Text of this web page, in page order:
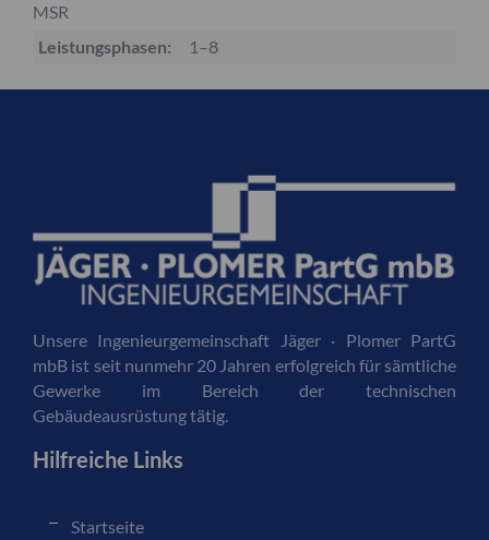
MSR
Leistungsphasen:
1–8
Unsere Ingenieurgemeinschaft Jäger · Plomer PartG
mbB ist seit nunmehr 20 Jahren erfolgreich für sämtliche
Gewerke im Bereich der technischen
Gebäudeausrüstung tätig.
Hilfreiche Links
Startseite